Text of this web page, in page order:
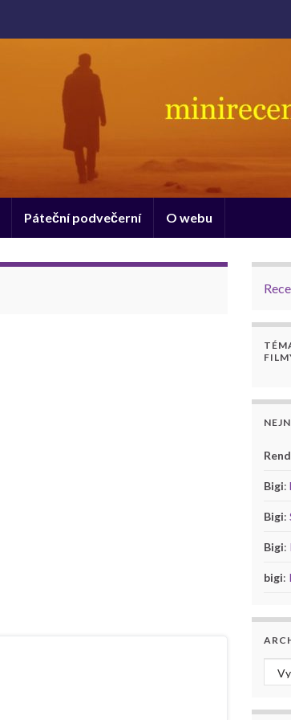
Páteční podvečerní O webu
Bigi:
Bigi:
Bigi:
bigi: